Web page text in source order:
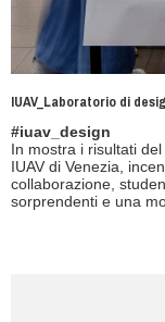
IUAV_Laboratorio di
#iuav_design
In mostra i risultati
IUAV di Venezia,
collaborazione,
sorprendenti e una